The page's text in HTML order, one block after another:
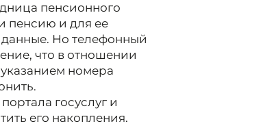
пенсионного
пенсию и для ее
Но телефонный
что в отношении
номера
госуслуг и
его накопления.